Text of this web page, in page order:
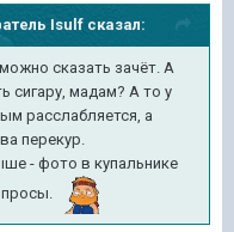
Isulf сказал:
сказать зачёт. А
сигару, мадам? А то у
расслабляется, а
перекур.
- фото в купальнике